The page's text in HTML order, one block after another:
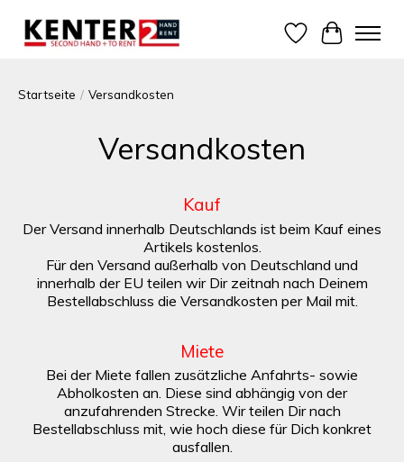
Wunschzettel
Ihr
Startseite / Versandkosten
Versandkosten
Kauf
Der Versand innerhalb Deutschlands ist beim Kauf eines
Artikels kostenlos.
Für den Versand außerhalb von Deutschland und
innerhalb der EU teilen wir Dir zeitnah nach Deinem
Bestellabschluss die Versandkosten per Mail mit.
Miete
Bei der Miete fallen zusätzliche Anfahrts- sowie
Abholkosten an. Diese sind abhängig von der
anzufahrenden Strecke. Wir teilen Dir nach
Bestellabschluss mit, wie hoch diese für Dich konkret
ausfallen.